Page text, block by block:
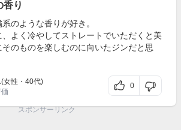
香り
のような香りが好き。
よく冷やしてストレートでいただくと美
のものを楽しむのに向いたジンだと思
(女性・40代)
0
スポンサーリンク